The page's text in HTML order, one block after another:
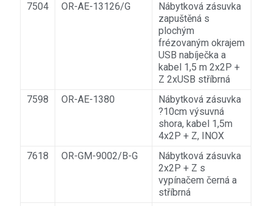
7504
OR-AE-13126/G
Nábytková zásuvka
zapuštěná s
plochým
frézovaným okrajem
USB nabíječka a
kabel 1,5 m 2x2P +
Z 2xUSB stříbrná
7598
OR-AE-1380
Nábytková zásuvka
?10cm výsuvná
shora, kabel 1,5m
4x2P + Z, INOX
7618
OR-GM-9002/B-G
Nábytková zásuvka
2x2P + Z s
vypínačem černá a
stříbrná